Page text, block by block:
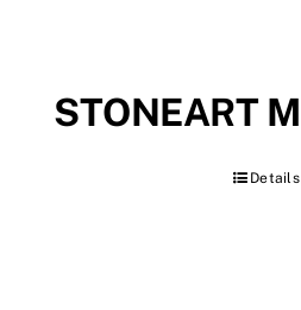
STONEART M
Details